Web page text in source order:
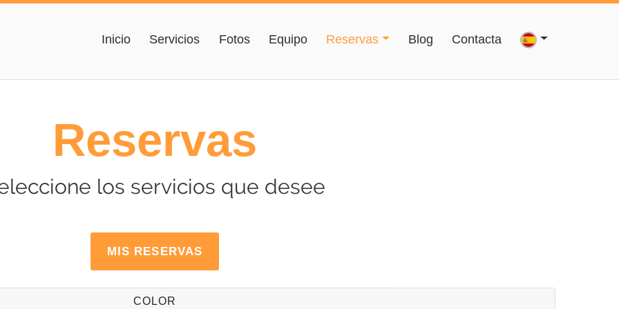
Inicio Servicios Fotos Equipo Reservas Blog Contacta
Reservas
los servicios que desee
MIS RESERVAS
COLOR